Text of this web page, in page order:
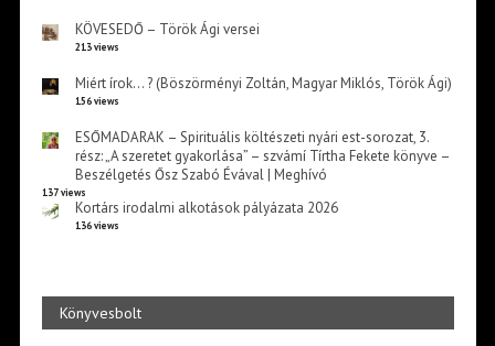
KÖVESEDŐ – Török Ági versei
213 views
Miért írok… ? (Böszörményi Zoltán, Magyar Miklós, Török Ági)
156 views
ESŐMADARAK – Spirituális költészeti nyári est-sorozat, 3.
rész: „A szeretet gyakorlása” – szvámí Tírtha Fekete könyve –
Beszélgetés Ősz Szabó Évával | Meghívó
137 views
Kortárs irodalmi alkotások pályázata 2026
136 views
Könyvesbolt